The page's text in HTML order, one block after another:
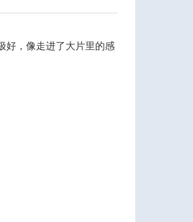
，像走进了大片里的感